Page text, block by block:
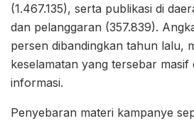
(1.467.135), serta publikasi di
dan pelanggaran (357.839).
persen dibandingkan tahun lalu,
keselamatan yang tersebar masif
informasi.
Penyebaran materi kampanye